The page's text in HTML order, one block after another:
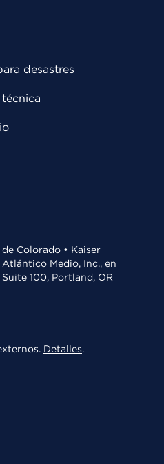
desastres
Colorado • Kaiser
Medio, Inc., en
100, Portland, OR
Detalles.